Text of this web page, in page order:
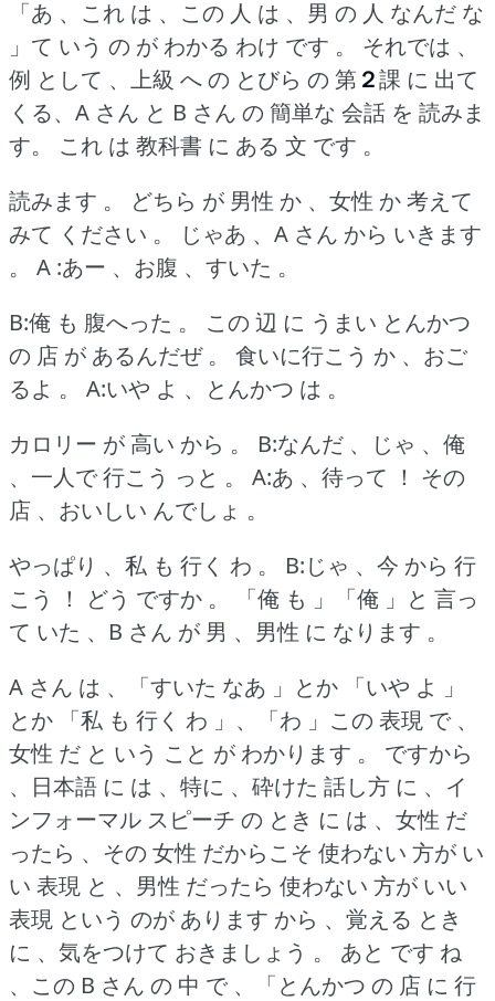
「あ 、これ は 、この 人 は 、男 の 人 なんだ な
」て いう の が わかる わけ です 。
それでは 、
例 として 、上級 へ の とびら の 第 ２課 に 出て
くる、A さん と B さん の 簡単な 会話 を 読みま
す。
これ は 教科書 に ある 文 です 。
読みます 。
どちら が 男性 か 、女性 か 考えて
みて ください 。
じゃあ 、A さん から いきます
。
A :あー 、お腹 、すいた 。
B:俺 も 腹へった 。
この 辺 に うまい とんかつ
の 店 が あるんだぜ 。
食いに行こう か 、おご
るよ 。
A:いや よ 、とんかつ は 。
カロリー が 高い から 。
B:なんだ 、じゃ 、俺
、一人で 行こう っと 。
A:あ 、待って ！ その
店 、おいしい んでしょ 。
やっぱり 、私 も 行く わ 。
B:じゃ 、今 から 行
こう ！
どう ですか 。
「俺 も 」「俺 」と 言っ
て いた 、B さん が 男 、男性 に なります 。
A さん は 、「すいた なあ 」とか 「いや よ 」
とか 「私 も 行く わ 」、「わ 」この 表現 で 、
女性 だ と いう こと が わかります 。
ですから
、日本語 に は 、特に 、砕けた 話し方 に 、イ
ンフォーマル スピーチ の とき に は 、女性 だ
ったら 、その 女性 だからこそ 使わない 方が い
い 表現 と 、男性 だったら 使わない 方が いい
表現 という のが あります から 、覚える とき
に 、気をつけて おきましょう 。
あと です ね
、この B さん の 中 で 、「とんかつ の 店 に 行